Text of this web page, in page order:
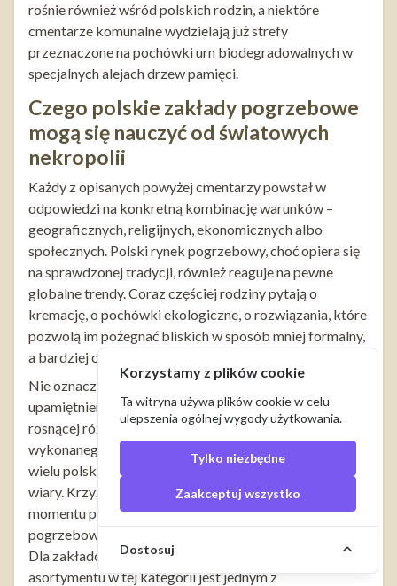
rośnie również wśród polskich rodzin, a niektóre
cmentarze komunalne wydzielają już strefy
przeznaczone na pochówki urn biodegradowalnych w
specjalnych alejach drzew pamięci.
Czego polskie zakłady pogrzebowe
mogą się nauczyć od światowych
nekropolii
Każdy z opisanych powyżej cmentarzy powstał w
odpowiedzi na konkretną kombinację warunków –
geograficznych, religijnych, ekonomicznych albo
społecznych. Polski rynek pogrzebowy, choć opiera się
na sprawdzonej tradycji, również reaguje na pewne
globalne trendy. Coraz częściej rodziny pytają o
kremację, o pochówki ekologiczne, o rozwiązania, które
pozwolą im pożegnać bliskich w sposób mniej formalny,
a bardziej osobisty.
Nie oznacza to jednak, że tradycyjne formy
upamiętnienia tracą znaczenie. Przeciwnie – w obliczu
rosnącej różnorodności wybór klasycznego, dobrze
wykonanego krzyża nagrobnego nadal pozostaje dla
wielu polskich rodzin najsilniejszym wyrazem szacunku i
wiary. Krzyż jako symbol towarzyszy zmarłemu od
momentu pożegnania w kaplicy, przez kondukt
pogrzebowy, aż po samo miejsce wiecznego spoczynku.
Dla zakładów pogrzebowych odpowiedni dobór
asortymentu w tej kategorii jest jednym z
Korzystamy z plików cookie
Ta witryna używa plików cookie w celu
ulepszenia ogólnej wygody użytkowania.
Tylko niezbędne
Zaakceptuj wszystko
Dostosuj